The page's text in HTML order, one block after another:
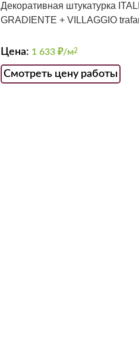
Декоративная штукатурка
GRADIENTE + VILLAGGIO
Цена: 1 633 ₽/м2
Смотреть цену работы